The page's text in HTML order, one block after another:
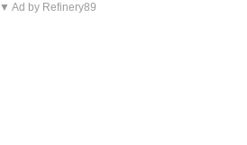
▼ Ad by Refinery89